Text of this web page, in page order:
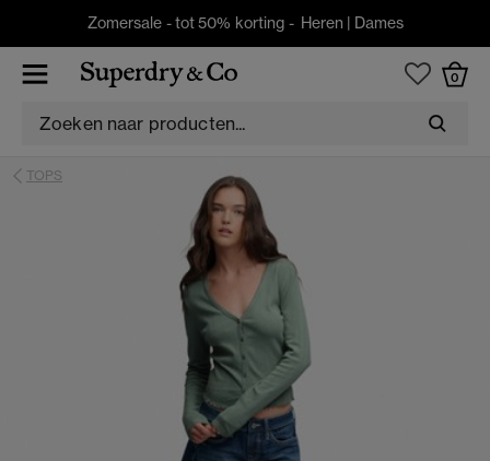
Zomersale - tot 50% korting - Heren | Dames
0
TOPS